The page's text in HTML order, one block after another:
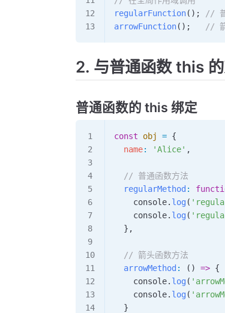
regularFunction();
//
arrowFunction(); //
2. 与普通函数 this
普通函数的 this 绑定
const obj = {
  name
: 'Alice' ,
  // 普通函数方法
  regularMethod
:
    console
. log (
    console
. log (
  },
  // 箭头函数方法
  arrowMethod
: () => {
    console
. log (
    console
. log (
  }